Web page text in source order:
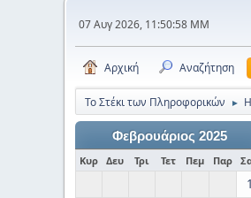
07 Αυγ 2026, 11:50:58 ΜΜ
Αρχική Αναζήτηση
Το Στέκι των Πληροφορικών ►
Φεβρουάριος 2025
Κυρ Δευ Τρι Τετ Πεμ Παρ
1